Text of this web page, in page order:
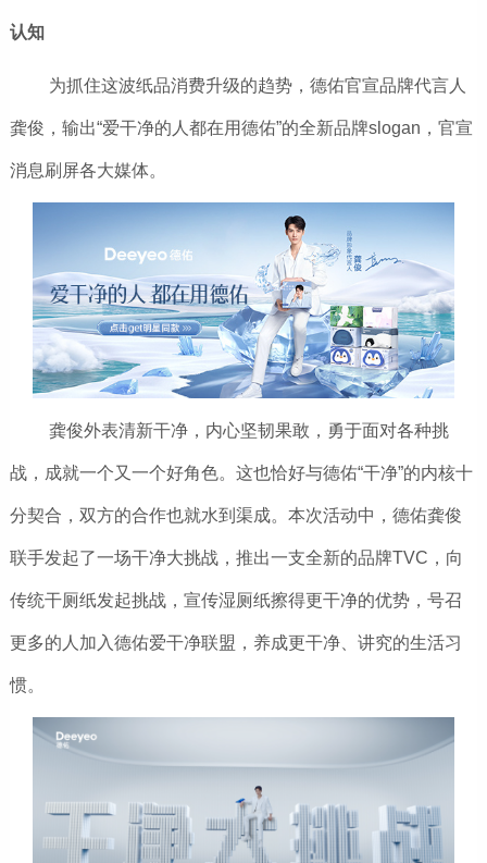
认知
为抓住这波纸品消费升级的趋势，德佑官宣品牌代言人
龚俊，输出“爱干净的人都在用德佑”的全新品牌slogan，官宣
消息刷屏各大媒体。
龚俊外表清新干净，内心坚韧果敢，勇于面对各种挑
战，成就一个又一个好角色。这也恰好与德佑“干净”的内核十
分契合，双方的合作也就水到渠成。本次活动中，德佑龚俊
联手发起了一场干净大挑战，推出一支全新的品牌TVC，向
传统干厕纸发起挑战，宣传湿厕纸擦得更干净的优势，号召
更多的人加入德佑爱干净联盟，养成更干净、讲究的生活习
惯。